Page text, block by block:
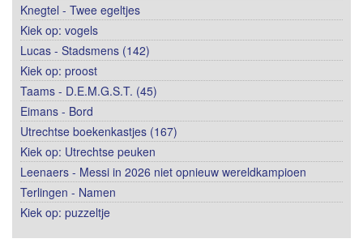
Knegtel - Twee egeltjes
Kiek op: vogels
Lucas - Stadsmens (142)
Kiek op: proost
Taams - D.E.M.G.S.T. (45)
Eimans - Bord
Utrechtse boekenkastjes (167)
Kiek op: Utrechtse peuken
Leenaers - Messi in 2026 niet opnieuw wereldkampioen
Terlingen - Namen
Kiek op: puzzeltje